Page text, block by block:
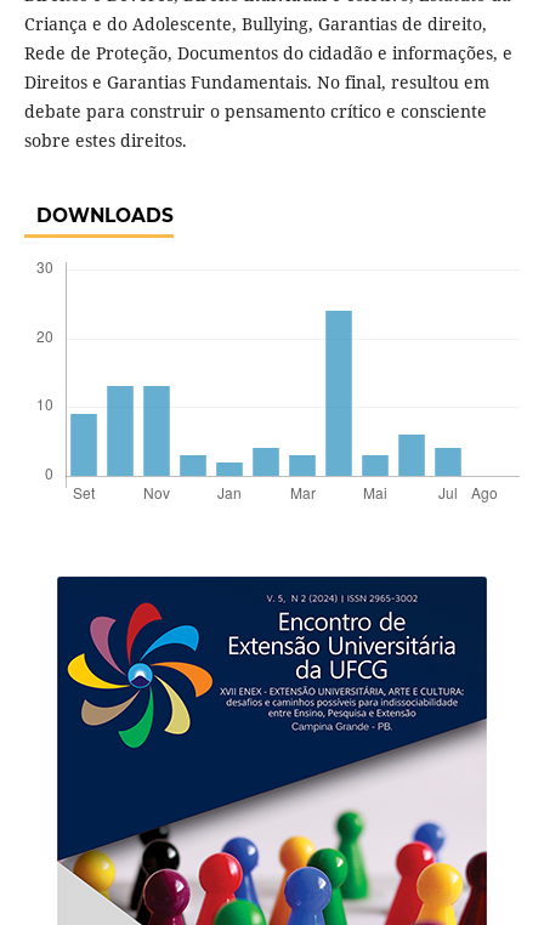
Criança e do Adolescente, Bullying, Garantias de direito,
Rede de Proteção, Documentos do cidadão e informações, e
Direitos e Garantias Fundamentais. No final, resultou em
debate para construir o pensamento crítico e consciente
sobre estes direitos.
DOWNLOADS